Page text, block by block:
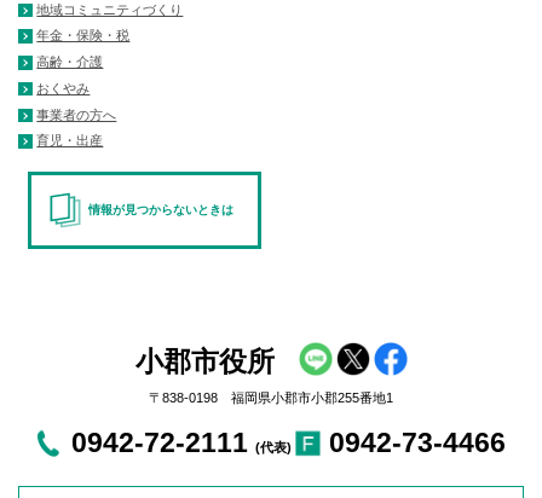
地域コミュニティづくり
年金・保険・税
高齢・介護
おくやみ
事業者の方へ
育児・出産
情報が見つからないときは
小郡市役所
〒838-0198 福岡県小郡市小郡255番地1
0942-72-2111 (代表) 0942-73-4466